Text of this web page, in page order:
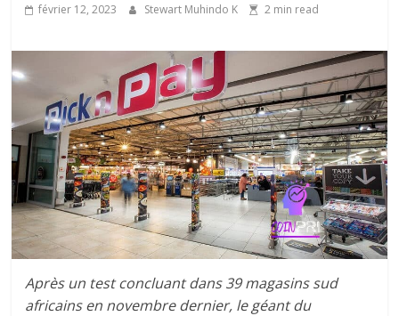
février 12, 2023 Stewart Muhindo K 2 min read
Après un test concluant dans 39 magasins sud
africains en novembre dernier, le géant du